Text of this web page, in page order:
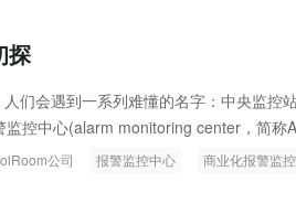
探
们会遇到一系列难懂的名字：中央监控
控中心(alarm monitoring center，简称
称ARC)及安防监视站(security
公司 报警监控中心 商业化报警监控